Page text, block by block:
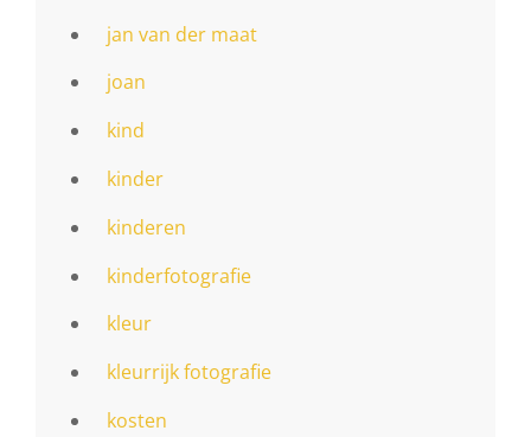
jan van der maat
joan
kind
kinder
kinderen
kinderfotografie
kleur
kleurrijk fotografie
kosten